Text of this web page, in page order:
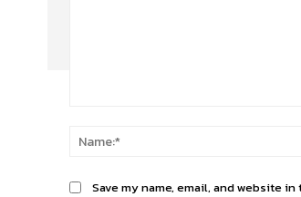
Save my name, email, and website